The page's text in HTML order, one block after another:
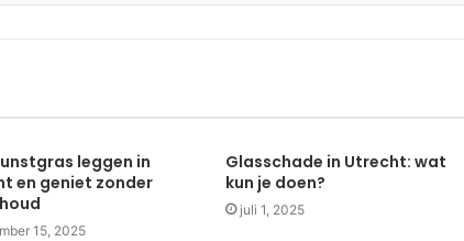
leggen in
en geniet zonder
15, 2025
Glasschade in Utrecht: wat
kun je doen?
juli 1, 2025